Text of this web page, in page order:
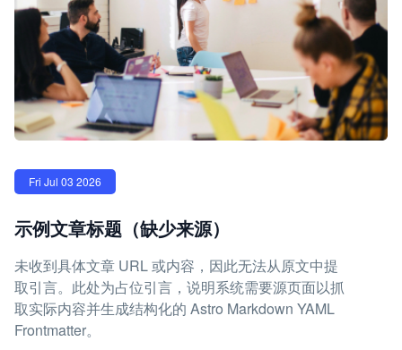
Fri Jul 03 2026
示例文章标题（缺少来源）
未收到具体文章 URL 或内容，因此无法从原文中提
取引言。此处为占位引言，说明系统需要源页面以抓
取实际内容并生成结构化的 Astro Markdown YAML
Frontmatter。